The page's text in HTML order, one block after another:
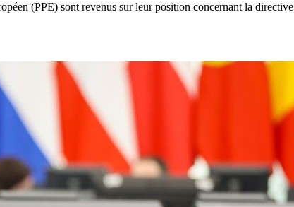
(PPE) sont revenus sur leur position concernant la